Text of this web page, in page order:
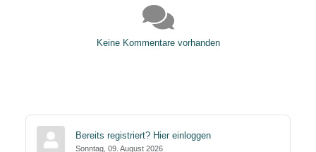
Keine Kommentare vorhanden
Bereits registriert? Hier einloggen
Sonntag, 09. August 2026